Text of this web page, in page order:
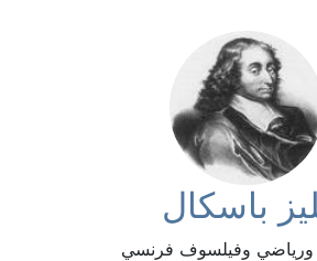
باسكال
ورياضي وفيلسوف فرنسي